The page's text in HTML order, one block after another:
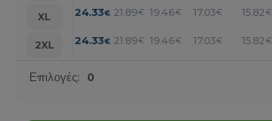
XL
24.33€ 21.89€ 19.46€ 17.03€ 15.82€
2XL
24.33€ 21.89€ 19.46€ 17.03€ 15.82€
Επιλογές: 0